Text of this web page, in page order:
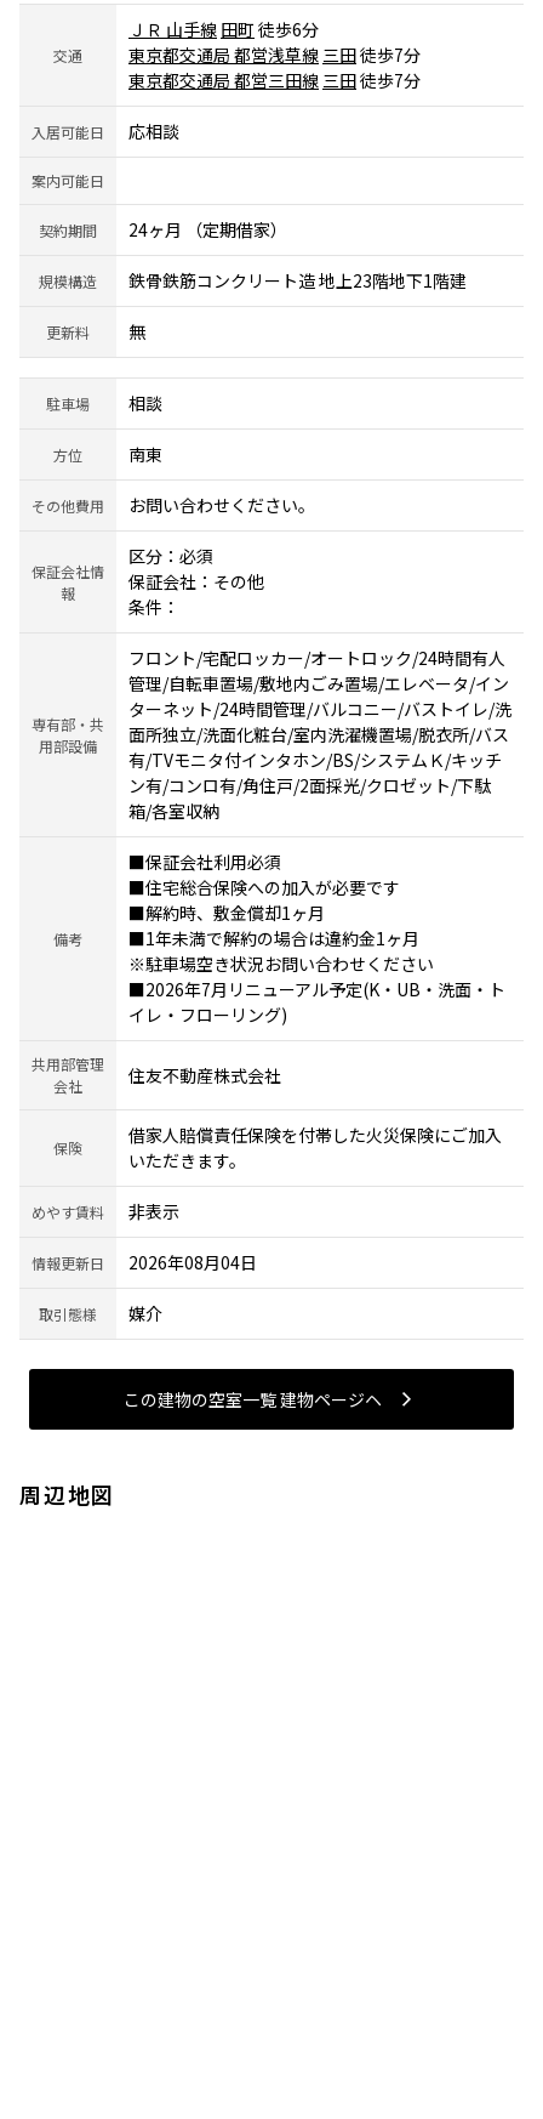
交通
ＪＲ 山手線 田町 徒歩6分
東京都交通局 都営浅草線三田徒歩7分
東京都交通局 都営三田線三田徒歩7分
入居可能日 応相談
案内可能日
契約期間 24ヶ月 （定期借家）
規模構造 鉄骨鉄筋コンクリート造 地上23階地下1階建
更新料 無
駐車場 相談
方位 南東
その他費用 お問い合わせください。
保証会社情
報
区分：必須
保証会社：その他
条件：
専有部・共
用部設備
フロント/宅配ロッカー/オートロック/24時間有人
管理/自転車置場/敷地内ごみ置場/エレベータ/イン
ターネット/24時間管理/バルコニー/バストイレ/洗
面所独立/洗面化粧台/室内洗濯機置場/脱衣所/バス
有/TVモニタ付インタホン/BS/システムＫ/キッチ
ン有/コンロ有/角住戸/2面採光/クロゼット/下駄
箱/各室収納
備考
■保証会社利用必須
■住宅総合保険への加入が必要です
■解約時、敷金償却1ヶ月
■1年未満で解約の場合は違約金1ヶ月
※駐車場空き状況お問い合わせください
■2026年7月リニューアル予定(K・UB・洗面・ト
イレ・フローリング)
共用部管理
会社
住友不動産株式会社
保険
借家人賠償責任保険を付帯した火災保険にご加入
いただきます。
めやす賃料 非表示
情報更新日 2026年08月04日
取引態様 媒介
この建物の空室一覧 建物ページヘ
周辺地図